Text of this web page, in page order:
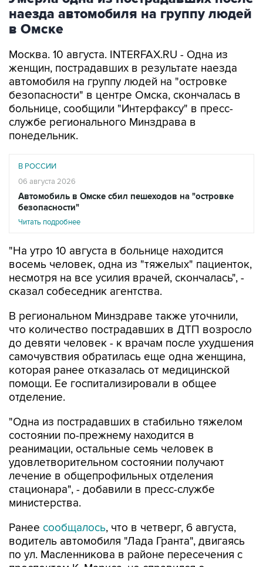
в Омске
Москва. 10 августа. INTERFAX.RU - Одна из
автомобиля на группу людей на "островке
безопасности" в центре Омска, скончалась в
больнице, сообщили "Интерфаксу" в пресс-
службе регионального Минздрава в
понедельник.
В РОССИИ
Автомобиль в Омске сбил пешеходов на "островке
безопасности"
Читать подробнее
"На утро 10 августа в больнице находится
несмотря на все усилия врачей, скончалась", -
сказал собеседник агентства.
В региональном Минздраве также уточнили,
до девяти человек - к врачам после ухудшения
самочувствия обратилась еще одна женщина,
которая ранее отказалась от медицинской
помощи. Ее госпитализировали в общее
отделение.
"Одна из пострадавших в стабильно тяжелом
реанимации, остальные семь человек в
удовлетворительном состоянии получают
лечение в общепрофильных отделения
стационара", - добавили в пресс-службе
министерства.
Ранеесообщалось
по ул. Масленникова в районе пересечения с
проспектом К. Маркса, не справился с
управлением и выехал на "островок